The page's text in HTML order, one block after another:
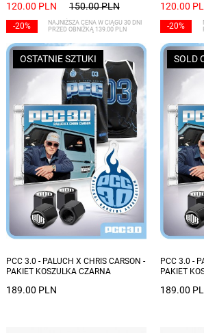
120.00 PLN 150.00 PLN
-20%
NAJNIŻSZA CENA W CIĄGU 30 DNI
PRZED OBNIŻKĄ 139.00 PLN
120.00
-20%
OSTATNIE SZTUKI
PCC 3.0 - PALUCH X CHRIS CARSON -
PAKIET KOSZULKA CZARNA
189.00 PLN
SOLD
PCC 3.0 -
PAKIET
189.00